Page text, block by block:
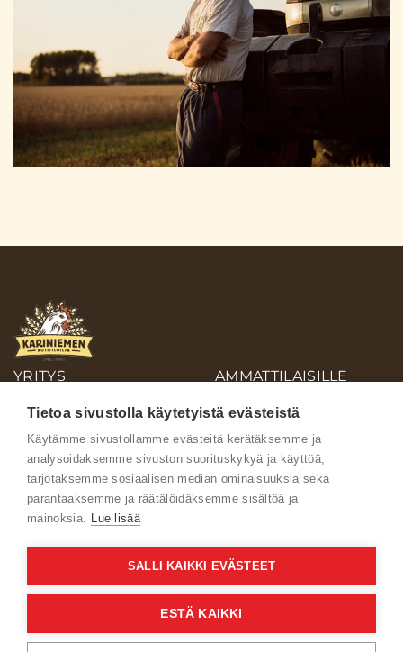
YRITYS
AMMATTILAISILLE
AINEISTOPANKKI
Ota yhteyttä
Käyttöehdot
Verkkoselailun tietosuojaseloste
Tietoa sivustolla käytetyistä evästeistä
Käytämme sivustollamme evästeitä kerätäksemme ja
analysoidaksemme sivuston suorituskykyä ja käyttöä,
tarjotaksemme sosiaalisen median ominaisuuksia sekä
parantaaksemme ja räätälöidäksemme sisältöä ja
mainoksia. Lue lisää
SALLI KAIKKI EVÄSTEET
ESTÄ KAIKKI